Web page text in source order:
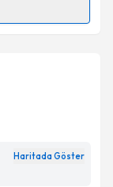
belirtilen
talebi
için bir
Haritada Göster